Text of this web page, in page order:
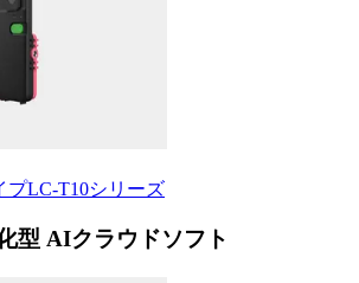
プLC-T10シリーズ
型 AIクラウドソフト